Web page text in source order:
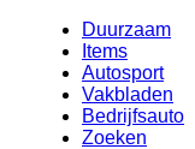
Duurzaam
Items
Autosport
Vakbladen
Bedrijfsauto
Zoeken